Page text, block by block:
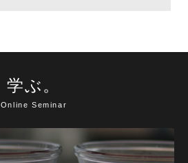
学ぶ。
Online Seminar